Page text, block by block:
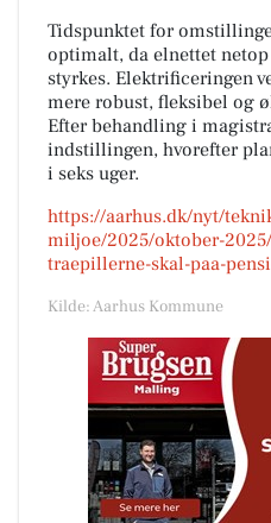
Tidspunktet for
optimalt, da elnettet
styrkes. Elektrificeringen
mere robust, fleksibel og
Efter behandling i
indstillingen, hvorefter
i seks uger.
https://aarhus.dk/nyt/
miljoe/2025/oktober-
traepillerne-skal-paa-
Kilde: Aarhus Kommune